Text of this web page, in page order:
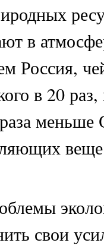
в
Россия,
в 20 раз,
свои